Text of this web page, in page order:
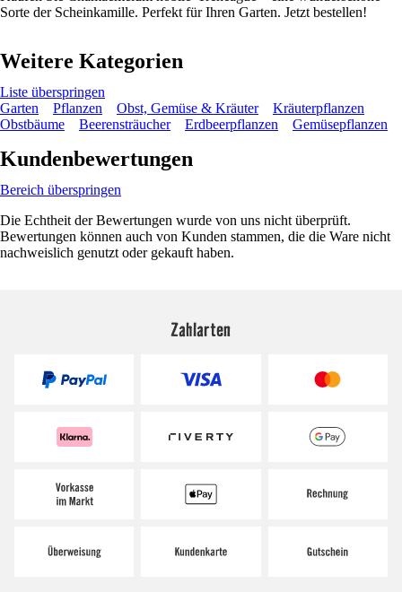
Sorte der Scheinkamille. Perfekt für Ihren Garten. Jetzt bestellen!
Weitere Kategorien
Liste überspringen
Garten
Pflanzen Obst, Gemüse & Kräuter
Kräuterpflanzen
Obstbäume
Beerensträucher Erdbeerpflanzen Gemüsepflanzen
Kundenbewertungen
Bereich überspringen
Die Echtheit der Bewertungen wurde von uns nicht überprüft.
Bewertungen können auch von Kunden stammen, die die Ware nicht
nachweislich genutzt oder gekauft haben.
Zahlarten